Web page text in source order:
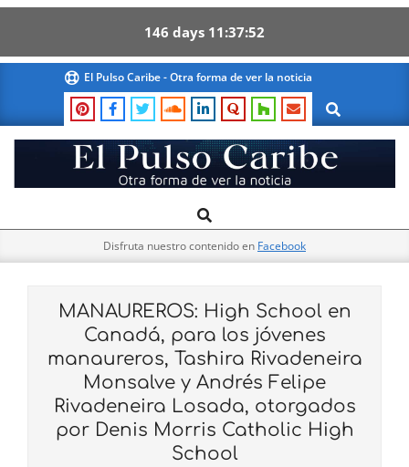
146 days 11 37 52
content
El Pulso Caribe - Otra forma de ver la noticia
Search
El
Pulso
Navigation
Search
Disfruta nuestro contenido en Facebook
MANAUREROS: High School en
Canadá, para los jóvenes
manaureros, Tashira Rivadeneira
Monsalve y Andrés Felipe
Rivadeneira Losada, otorgados
por Denis Morris Catholic High
School